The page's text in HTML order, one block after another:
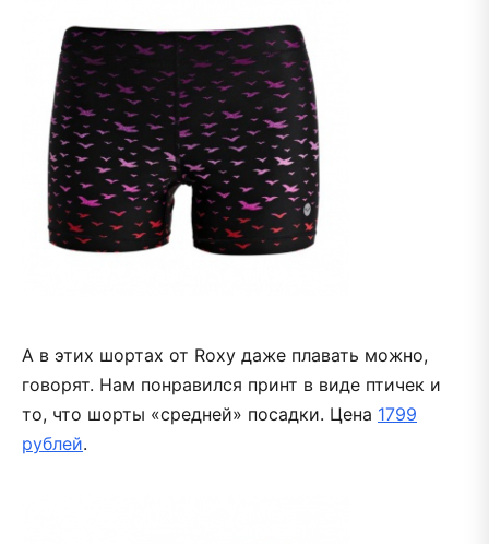
А в этих шортах от Roxy даже плавать можно,
говорят. Нам понравился принт в виде птичек и
то, что шорты «средней» посадки. Цена 1799
рублей.